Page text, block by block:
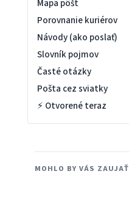
Mapa pôšt
Porovnanie kuriérov
Návody (ako poslať)
Slovník pojmov
Časté otázky
Pošta cez sviatky
⚡ Otvorené teraz
MOHLO BY VÁS ZAUJAŤ